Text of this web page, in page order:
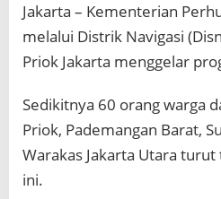
r
a
m
P
d
a
t
K
Jakarta – Kementerian
melalui Distrik Navigasi
Priok Jakarta menggelar
Sedikitnya 60 orang warga
Priok, Pademangan Barat,
Warakas Jakarta Utara
ini.